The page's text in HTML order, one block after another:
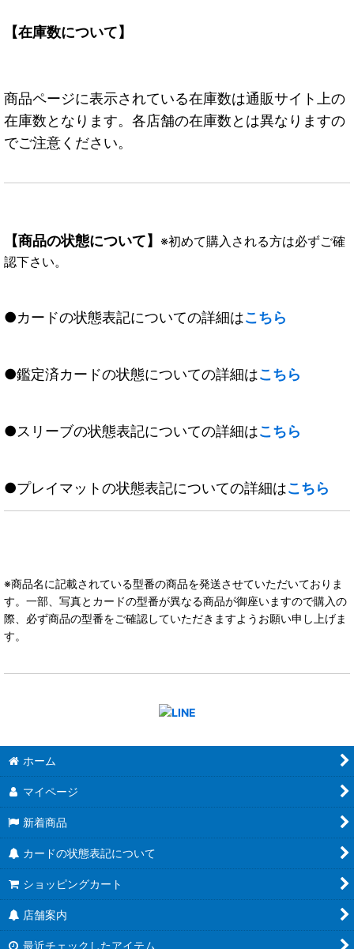
【在庫数について】
商品ページに表示されている在庫数は通販サイト上の
在庫数となります。各店舗の在庫数とは異なりますの
でご注意ください。
【商品の状態について】 ※初めて購入される方は必ずご確
認下さい。
●カードの状態表記についての詳細はこちら
●鑑定済カードの状態についての詳細はこちら
●スリーブの状態表記についての詳細はこちら
●プレイマットの状態表記についての詳細はこちら
※商品名に記載されている型番の商品を発送させていただいておりま
す。一部、写真とカードの型番が異なる商品が御座いますので購入の
際、必ず商品の型番をご確認していただきますようお願い申し上げま
す。
ホーム
マイページ
新着商品
カードの状態表記について
ショッピングカート
店舗案内
最近チェックしたアイテム